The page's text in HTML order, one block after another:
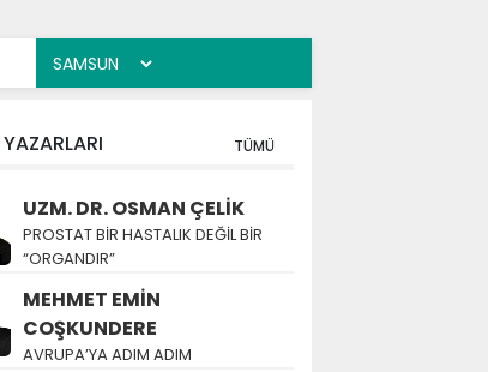
YAZARLARI TÜMÜ
UZM. DR. OSMAN ÇELİK
PROSTAT BİR HASTALIK DEĞİL BİR
“ORGANDIR”
MEHMET EMİN
COŞKUNDERE
AVRUPA’YA ADIM ADIM